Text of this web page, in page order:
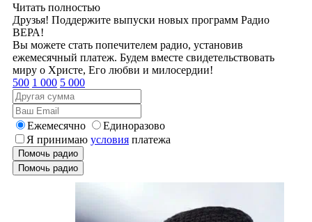
Читать полностью
Друзья! Поддержите выпуски новых программ Радио
ВЕРА!
Вы можете стать попечителем радио, установив
ежемесячный платеж. Будем вместе свидетельствовать
миру о Христе, Его любви и милосердии!
500 1 000 5 000
Ежемесячно
Единоразово
Я принимаю условия платежа
Помочь радио
Помочь радио